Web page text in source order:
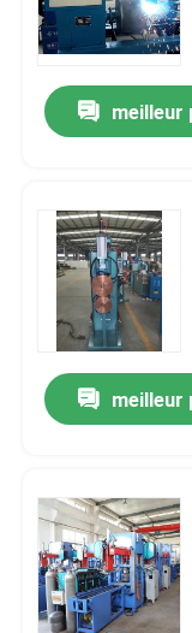
meilleur
meilleur